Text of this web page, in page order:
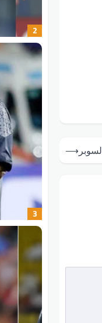
⟶
2
3